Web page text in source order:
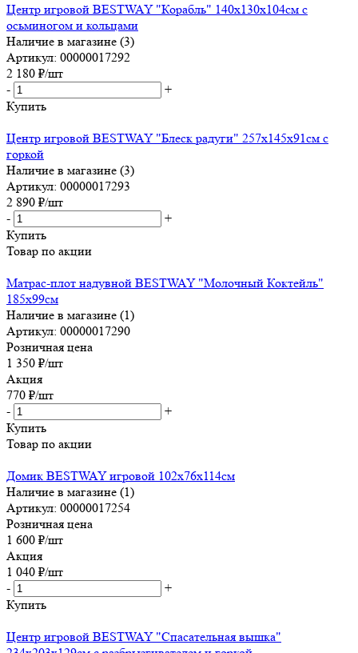
Центр игровой BESTWAY "Корабль" 140х130х104см с
осьминогом и кольцами
Наличие в магазине (3)
Артикул: 00000017292
2 180 ₽/шт
-
+
Купить
Центр игровой BESTWAY "Блеск радуги" 257x145x91см с
горкой
Наличие в магазине (3)
Артикул: 00000017293
2 890 ₽/шт
-
+
Купить
Товар по акции
Матрас-плот надувной BESTWAY "Молочный Коктейль"
185х99см
Наличие в магазине (1)
Артикул: 00000017290
Розничная цена
1 350 ₽/шт
Акция
770 ₽/шт
-
+
Купить
Товар по акции
Домик BESTWAY игровой 102х76х114см
Наличие в магазине (1)
Артикул: 00000017254
Розничная цена
1 600 ₽/шт
Акция
1 040 ₽/шт
-
+
Купить
Центр игровой BESTWAY "Спасательная вышка"